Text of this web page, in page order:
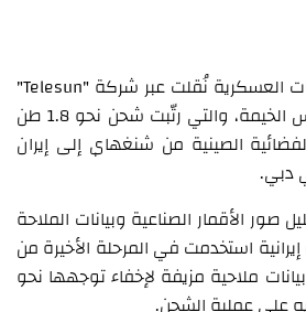
وأوضح التقرير أن المعدات العسكرية نُقلت عبر شركة "Telesun"
الموجودة في إمارة رأس الخيمة، والتي رتّبت شحن نحو 1.8 طن
الصينية من شنغهاي إلى إيران
دبي.
صور الأقمار الصناعية وبيانات الملاحة
استخدمت في المرحلة الأخيرة من
ملاحية مزيفة لإخفاء توجهها نحو